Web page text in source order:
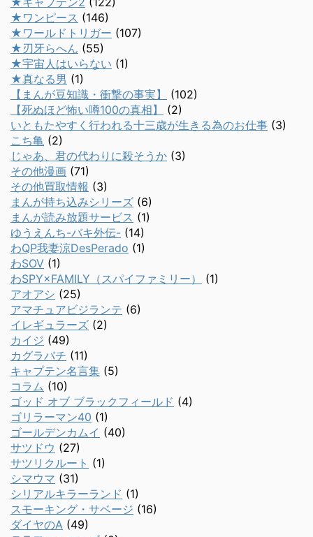
★ワンピース (146)
★ワールドトリガー (107)
★刃牙らへん (55)
★宇宙人はいらない (1)
★真なる男 (1)
【まんが豆知識・衝撃の事実】
(102)
【死ぬほど怖い噂100の真相】
(2)
いともたやすく行われる十三歳が生きる為のお仕事 (3)
こち亀 (2)
じゃあ、君の代わりに殺そうか (3)
その他漫画 (71)
その他買取情報 (3)
まんが持ち込みシリーズ (6)
まんが読み放題サービス (1)
ゆうえんち-バキ外伝- (14)
わQP我妻涼DesPerado (1)
わSOV (1)
わSPY×FAMILY（スパイファミリー）
(1)
アオアシ (25)
アマチュアビジランテ (6)
イレギュラーズ (2)
カイジ (49)
カグラバチ (11)
キャプテン名言集 (5)
コラム (10)
ゴッド オブ ブラックフィールド (4)
ゴリラーマン40 (1)
ゴールデンカムイ (40)
サツドウ (27)
サツリクルート (1)
シマウマ (31)
シリアルキラーランド (1)
スモーキング・サベージ (16)
ダイヤのA (49)